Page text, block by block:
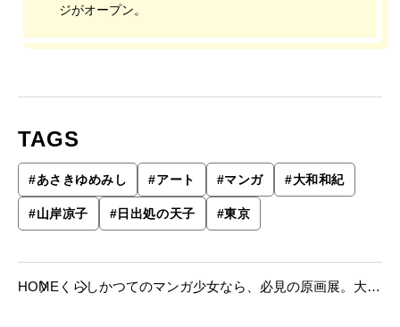
ジがオープン。
TAGS
#あさきゆめみし #アート #マンガ #大和和紀
#山岸凉子 #日出処の天子 #東京
HOME くらしかつてのマンガ少女なら、必見の原画展。大和